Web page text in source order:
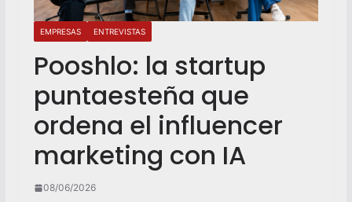
EMPRESAS ENTREVISTAS
Pooshlo: la startup
puntaesteña que
ordena el influencer
marketing con IA
08/06/2026